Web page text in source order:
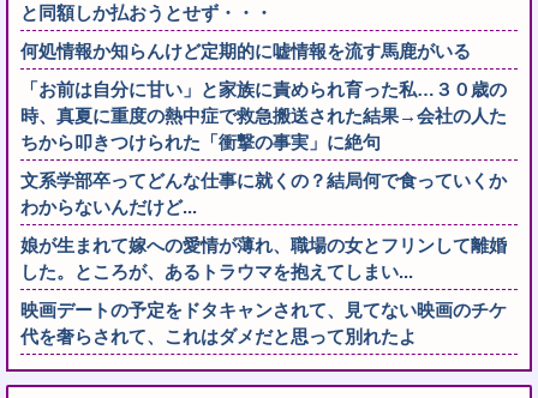
と同額しか払おうとせず・・・
何処情報か知らんけど定期的に嘘情報を流す馬鹿がいる
「お前は自分に甘い」と家族に責められ育った私…３０歳の
時、真夏に重度の熱中症で救急搬送された結果→会社の人た
ちから叩きつけられた「衝撃の事実」に絶句
文系学部卒ってどんな仕事に就くの？結局何で食っていくか
わからないんだけど...
娘が生まれて嫁への愛情が薄れ、職場の女とフリンして離婚
した。ところが、あるトラウマを抱えてしまい...
映画デートの予定をドタキャンされて、見てない映画のチケ
代を奢らされて、これはダメだと思って別れたよ